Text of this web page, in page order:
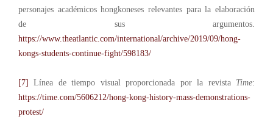
personajes académicos hongkoneses relevantes para la elaboración
de sus argumentos.
https://www.theatlantic.com/international/archive/2019/09/hong-
kongs-students-continue-fight/598183/
[7] Línea de tiempo visual proporcionada por la revista Time:
https://time.com/5606212/hong-kong-history-mass-demonstrations-
protest/